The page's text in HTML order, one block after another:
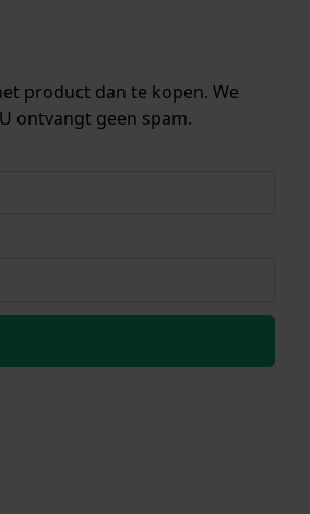
product dan te kopen. We
ontvangt geen spam.